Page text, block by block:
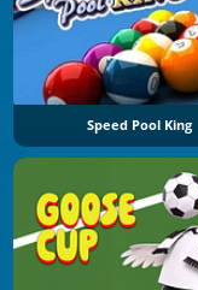
Speed Pool King